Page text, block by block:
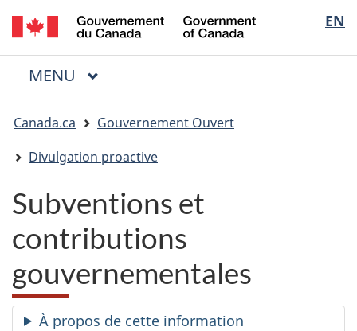
Passer
au
contenu
Passer
à
« Au
Passer
à
la
EN
of
Menu
MENU PRINCIPAL
êtes
ici
Canada.ca
Gouvernement Ouvert
Divulgation proactive
Subventions et
contributions
gouvernementales
À propos de cette information